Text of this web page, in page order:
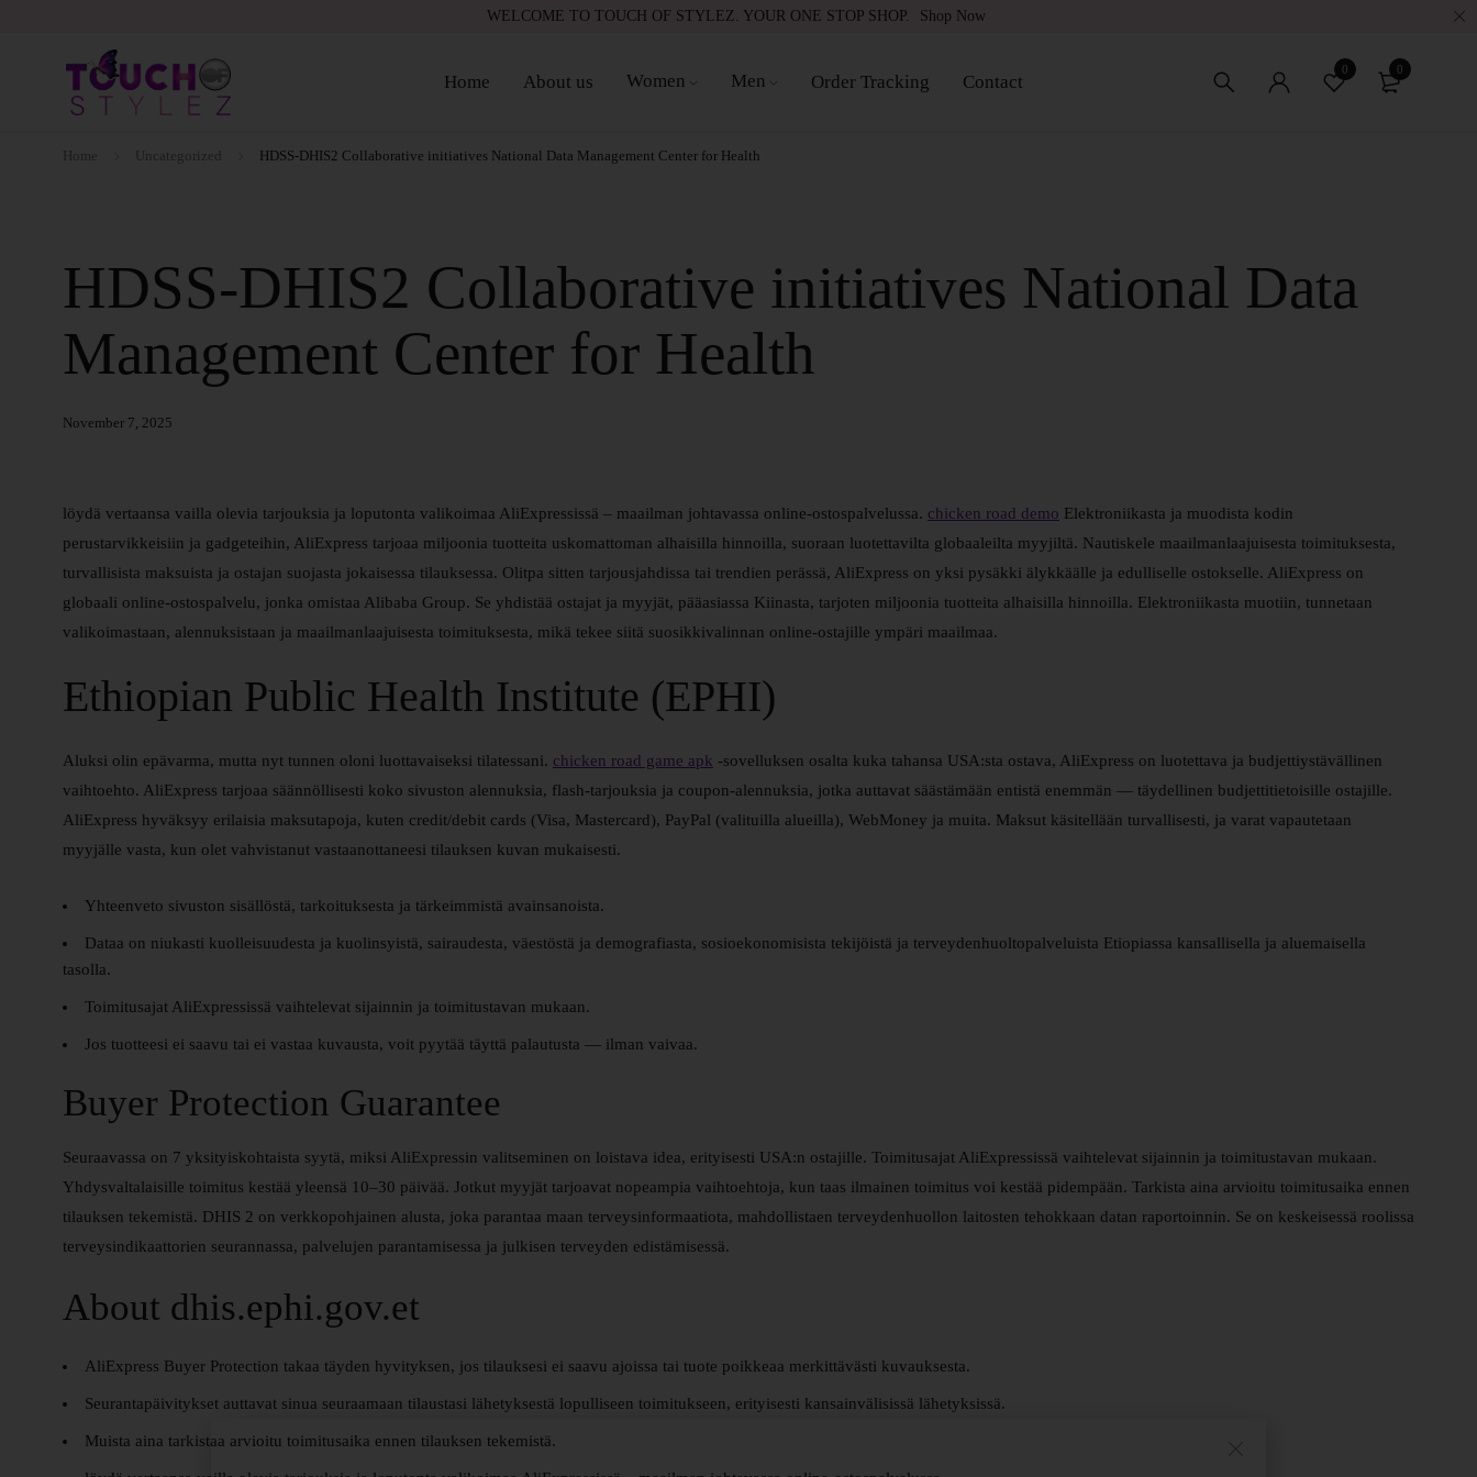
WELCOME TO TOUCH OF STYLEZ. YOUR ONE STOP SHOP. Shop Now
Home About us Women Men Order Tracking Contact
0 0
Home Uncategorized HDSS-DHIS2 Collaborative initiatives National Data Management Center for Health
HDSS-DHIS2 Collaborative initiatives National Data
Management Center for Health
November 7, 2025
löydä vertaansa vailla olevia tarjouksia ja loputonta valikoimaa AliExpressissä – maailman johtavassa online-ostospalvelussa. chicken road demo Elektroniikasta ja muodista kodin
perustarvikkeisiin ja gadgeteihin, AliExpress tarjoaa miljoonia tuotteita uskomattoman alhaisilla hinnoilla, suoraan luotettavilta globaaleilta myyjiltä. Nautiskele maailmanlaajuisesta toimituksesta,
turvallisista maksuista ja ostajan suojasta jokaisessa tilauksessa. Olitpa sitten tarjousjahdissa tai trendien perässä, AliExpress on yksi pysäkki älykkäälle ja edulliselle ostokselle. AliExpress on
globaali online-ostospalvelu, jonka omistaa Alibaba Group. Se yhdistää ostajat ja myyjät, pääasiassa Kiinasta, tarjoten miljoonia tuotteita alhaisilla hinnoilla. Elektroniikasta muotiin, tunnetaan
valikoimastaan, alennuksistaan ja maailmanlaajuisesta toimituksesta, mikä tekee siitä suosikkivalinnan online-ostajille ympäri maailmaa.
Ethiopian Public Health Institute (EPHI)
Aluksi olin epävarma, mutta nyt tunnen oloni luottavaiseksi tilatessani. chicken road game apk -sovelluksen osalta kuka tahansa USA:sta ostava, AliExpress on luotettava ja budjettiystävällinen
vaihtoehto. AliExpress tarjoaa säännöllisesti koko sivuston alennuksia, flash-tarjouksia ja coupon-alennuksia, jotka auttavat säästämään entistä enemmän — täydellinen budjettitietoisille ostajille.
AliExpress hyväksyy erilaisia maksutapoja, kuten credit/debit cards (Visa, Mastercard), PayPal (valituilla alueilla), WebMoney ja muita. Maksut käsitellään turvallisesti, ja varat vapautetaan
myyjälle vasta, kun olet vahvistanut vastaanottaneesi tilauksen kuvan mukaisesti.
Yhteenveto sivuston sisällöstä, tarkoituksesta ja tärkeimmistä avainsanoista.
Dataa on niukasti kuolleisuudesta ja kuolinsyistä, sairaudesta, väestöstä ja demografiasta, sosioekonomisista tekijöistä ja terveydenhuoltopalveluista Etiopiassa kansallisella ja aluemaisella
tasolla.
Toimitusajat AliExpressissä vaihtelevat sijainnin ja toimitustavan mukaan.
Jos tuotteesi ei saavu tai ei vastaa kuvausta, voit pyytää täyttä palautusta — ilman vaivaa.
Buyer Protection Guarantee
Seuraavassa on 7 yksityiskohtaista syytä, miksi AliExpressin valitseminen on loistava idea, erityisesti USA:n ostajille. Toimitusajat AliExpressissä vaihtelevat sijainnin ja toimitustavan mukaan.
Yhdysvaltalaisille toimitus kestää yleensä 10–30 päivää. Jotkut myyjät tarjoavat nopeampia vaihtoehtoja, kun taas ilmainen toimitus voi kestää pidempään. Tarkista aina arvioitu toimitusaika ennen
tilauksen tekemistä. DHIS 2 on verkkopohjainen alusta, joka parantaa maan terveysinformaatiota, mahdollistaen terveydenhuollon laitosten tehokkaan datan raportoinnin. Se on keskeisessä roolissa
terveysindikaattorien seurannassa, palvelujen parantamisessa ja julkisen terveyden edistämisessä.
About dhis.ephi.gov.et
AliExpress Buyer Protection takaa täyden hyvityksen, jos tilauksesi ei saavu ajoissa tai tuote poikkeaa merkittävästi kuvauksesta.
Seurantapäivitykset auttavat sinua seuraamaan tilaustasi lähetyksestä lopulliseen toimitukseen, erityisesti kansainvälisissä lähetyksissä.
Muista aina tarkistaa arvioitu toimitusaika ennen tilauksen tekemistä.